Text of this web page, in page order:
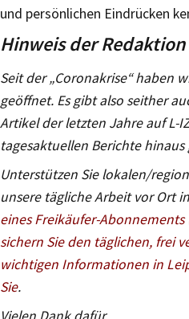
und persönlichen Eindrücken
Hinweis der
Seit der „Coronakrise“ haben
geöffnet. Es gibt also seither
Artikel der letzten Jahre auf L-
tagesaktuellen Berichte hinaus
Unterstützen Sie lokalen/
unsere tägliche Arbeit vor Ort
eines Freikäufer-
sichern Sie den täglichen, frei
wichtigen Informationen in
Sie.
Vielen Dank dafür.